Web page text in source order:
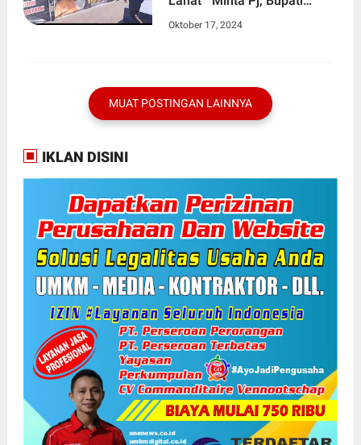
Diduga Ikut Intervensi Atur
Oktober 17, 2024
MUAT POSTINGAN LAINNYA
IKLAN DISINI